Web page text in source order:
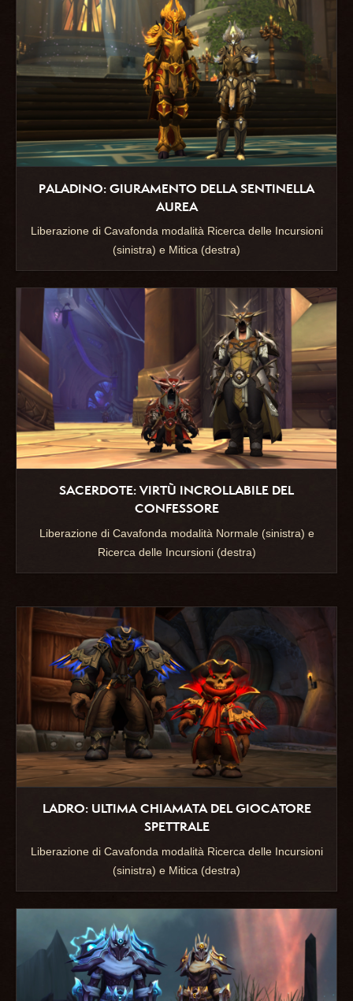
PALADINO: GIURAMENTO DELLA SENTINELLA
AUREA
Liberazione di Cavafonda modalità Ricerca delle Incursioni
(sinistra) e Mitica (destra)
SACERDOTE: VIRTÙ INCROLLABILE DEL
CONFESSORE
Liberazione di Cavafonda modalità Normale (sinistra) e
Ricerca delle Incursioni (destra)
LADRO: ULTIMA CHIAMATA DEL GIOCATORE
SPETTRALE
Liberazione di Cavafonda modalità Ricerca delle Incursioni
(sinistra) e Mitica (destra)